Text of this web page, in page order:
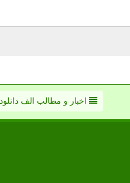
اخبار و مطالب الف دانلود